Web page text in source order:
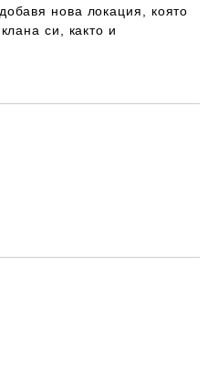
нова локация, която
си, както и